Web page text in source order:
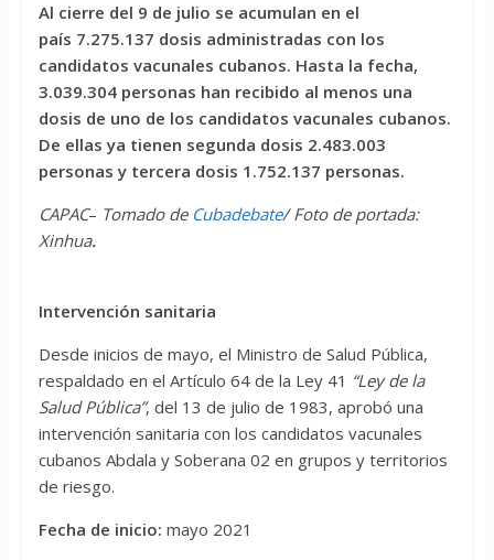
Al cierre del 9 de julio se acumulan en el
país 7.275.137 dosis administradas con los
candidatos vacunales cubanos. Hasta la fecha,
3.039.304 personas han recibido al menos una
dosis de uno de los candidatos vacunales cubanos.
De ellas ya tienen segunda dosis 2.483.003
personas y tercera dosis 1.752.137 personas.
CAPAC– Tomado de Cubadebate/ Foto de portada:
Xinhua.
Intervención sanitaria
Desde inicios de mayo, el Ministro de Salud Pública,
respaldado en el Artículo 64 de la Ley 41 “Ley de la
Salud Pública”, del 13 de julio de 1983, aprobó una
intervención sanitaria con los candidatos vacunales
cubanos Abdala y Soberana 02 en grupos y territorios
de riesgo.
Fecha de inicio: mayo 2021